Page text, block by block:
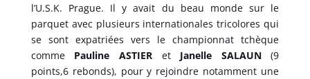
l’U.S.K. Prague. Il y avait du beau monde sur le
parquet avec plusieurs internationales tricolores qui
se sont expatriées vers le championnat tchèque
comme Pauline ASTIERet Janelle SALAUN(9
points,6 rebonds), pour y rejoindre notamment une